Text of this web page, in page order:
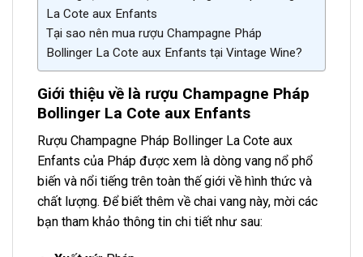
La Cote aux Enfants
Tại sao nên mua rượu Champagne Pháp
Bollinger La Cote aux Enfants tại Vintage Wine?
Giới thiệu về là rượu Champagne Pháp
Bollinger La Cote aux Enfants
Rượu Champagne Pháp Bollinger La Cote aux
Enfants của Pháp được xem là dòng vang nổ phổ
biến và nổi tiếng trên toàn thế giới về hình thức và
chất lượng. Để biết thêm về chai vang này, mời các
bạn tham khảo thông tin chi tiết như sau: